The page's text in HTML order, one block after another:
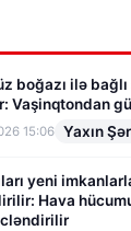
boğazı ilə
Vaşinqtondan
15:06 Yaxın
yeni
Hava